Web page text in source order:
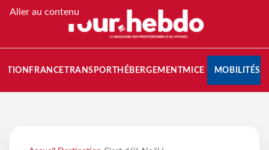
Aller au contenu
FRANCETRANSPORT HÉBERGEMENTMICE MOBILITÉS